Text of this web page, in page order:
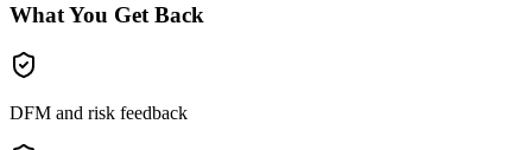
What You Get Back
DFM and risk feedback